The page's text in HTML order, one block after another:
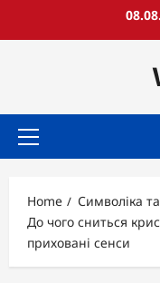
Primary
Home
Символіка
До чого сниться
приховані сенси